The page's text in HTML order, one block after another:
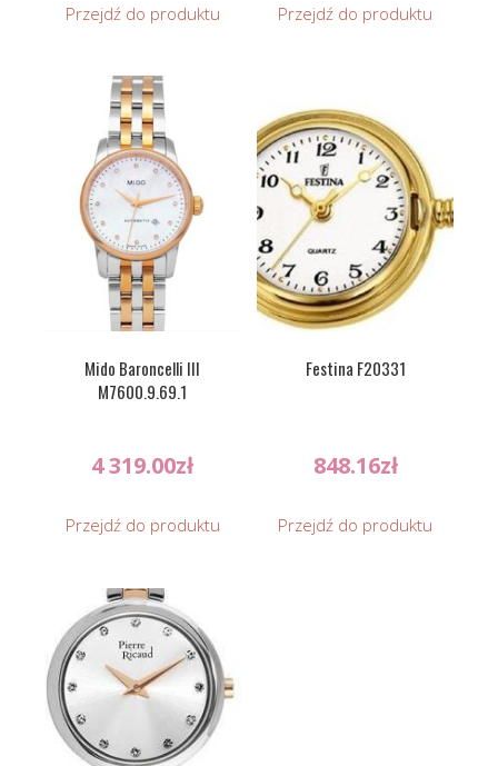
Przejdź do produktu Przejdź do produktu
Mido Baroncelli III
M7600.9.69.1
4 319.00zł
Przejdź do produktu
Festina F20331
848.16zł
Przejdź do produktu